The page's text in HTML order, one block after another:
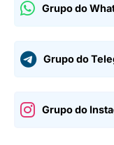
Grupo do
Grupo do
Grupo do